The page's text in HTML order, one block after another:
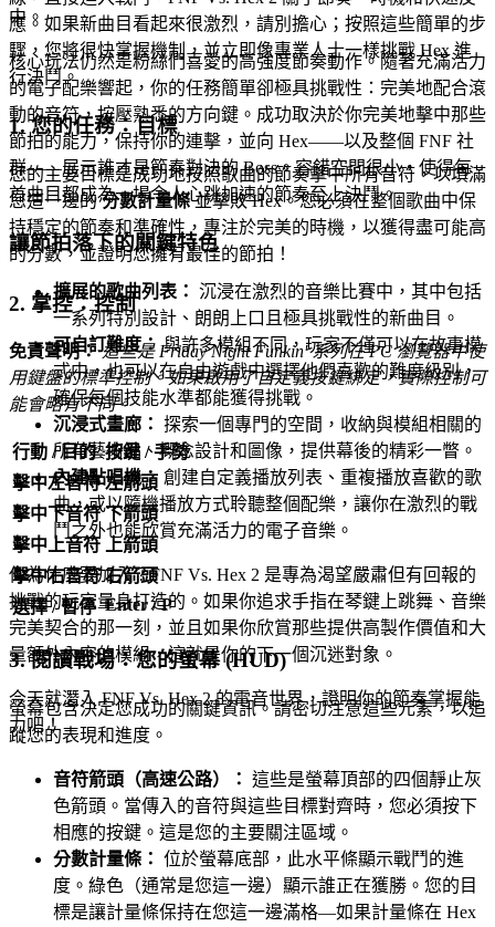
中。
核心玩法仍然是粉絲們喜愛的高強度節奏動作。隨著充滿活力
的電子配樂響起，你的任務簡單卻極具挑戰性：完美地配合滾
動的音符，按壓熟悉的方向鍵。成功取決於你完美地擊中那些
節拍的能力，保持你的連擊，並向 Hex——以及整個 FNF 社
群——展示誰才是節奏對決的 Boss。容錯空間很小，使得每
首曲目都成為一場令人心跳加速的節奏至上決鬥。
讓節拍落下的關鍵特色
擴展的歌曲列表： 沉浸在激烈的音樂比賽中，其中包括
一系列特別設計、朗朗上口且極具挑戰性的新曲目。
可自訂難度： 與許多模組不同，玩家不僅可以在故事模
式中，也可以在自由遊戲中選擇他們喜歡的難度級別，
確保每個技能水準都能獲得挑戰。
沉浸式畫廊： 探索一個專門的空間，收納與模組相關的
所有藝術品、概念設計和圖像，提供幕後的精彩一瞥。
內建點唱機： 創建自定義播放列表、重複播放喜歡的歌
曲，或以隨機播放方式聆聽整個配樂，讓你在激烈的戰
鬥之外也能欣賞充滿活力的電子音樂。
你為什麼要加入？FNF Vs. Hex 2 是專為渴望嚴肅但有回報的
挑戰的玩家量身打造的。如果你追求手指在琴鍵上跳舞、音樂
完美契合的那一刻，並且如果你欣賞那些提供高製作價值和大
量額外內容的模組，這就是你的下一個沉迷對象。
今天就潛入 FNF Vs. Hex 2 的電音世界，證明你的節奏掌握能
力吧！
應。如果新曲目看起來很激烈，請別擔心；按照這些簡單的步
驟，您將很快掌握機制，並立即像專業人士一樣挑戰 Hex 進
行決鬥。
1. 您的任務：目標
您的主要目標是成功地按照歌曲的節奏擊中所有音符，以填滿
您這一邊的分數計量條並擊敗 Hex。您必須在整個歌曲中保
持穩定的節奏和準確性，專注於完美的時機，以獲得盡可能高
的分數，並證明您擁有最佳的節拍！
2. 掌控：控制
免責聲明： 這些是 Friday Night Funkin' 系列在 PC 瀏覽器中使
用鍵盤的標準控制。如果啟用了自定義按鍵綁定，實際控制可
能會略有不同。
行動 / 目的 按鍵 / 手勢
擊中左音符 左箭頭
擊中下音符 下箭頭
擊中上音符 上箭頭
擊中右音符 右箭頭
選擇 / 暫停 Enter / P
3. 閱讀戰場：您的螢幕 (HUD)
螢幕包含決定您成功的關鍵資訊。請密切注意這些元素，以追
蹤您的表現和進度。
音符箭頭（高速公路）： 這些是螢幕頂部的四個靜止灰
色箭頭。當傳入的音符與這些目標對齊時，您必須按下
相應的按鍵。這是您的主要關注區域。
分數計量條： 位於螢幕底部，此水平條顯示戰鬥的進
度。綠色（通常是您這一邊）顯示誰正在獲勝。您的目
標是讓計量條保持在您這一邊滿格—如果計量條在 Hex